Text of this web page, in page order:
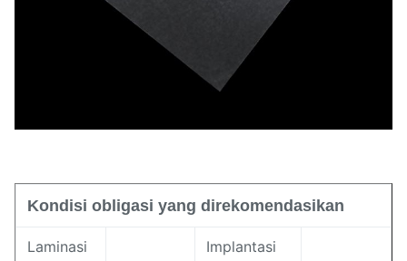
10,18 ± 0,02 g/cm3
Kondisi obligasi yang direkomendasikan
Laminasi
Implantasi